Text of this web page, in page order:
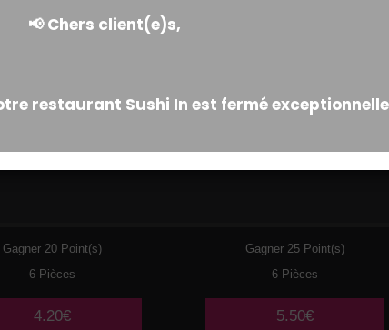
Gagner 20 Point(s)
6 Pièces
4.20€
Gagner 25 Point(s)
6 Pièces
5.50€